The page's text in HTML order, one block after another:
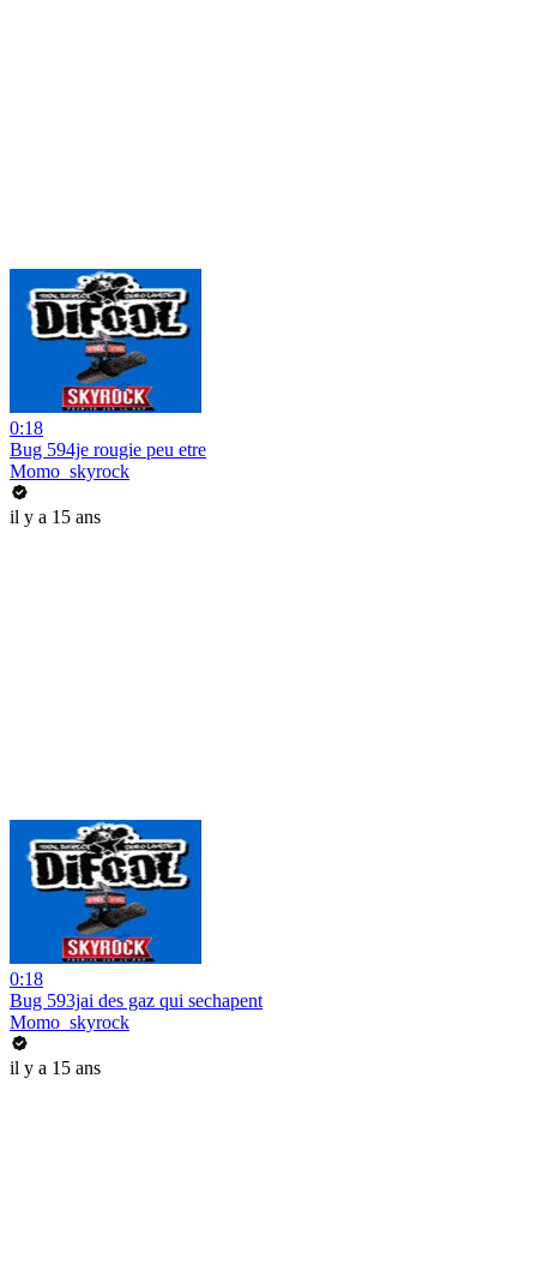
0:18
Bug 594je rougie peu etre
Momo_skyrock
il y a 15 ans
0:18
Bug 593jai des gaz qui sechapent
Momo_skyrock
il y a 15 ans